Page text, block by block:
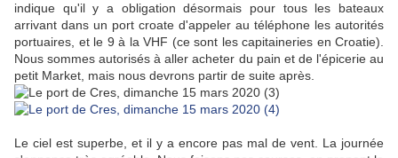
indique qu'il y a obligation désormais pour tous les bateaux
arrivant dans un port croate d'appeler au téléphone les autorités
portuaires, et le 9 à la VHF (ce sont les capitaineries en Croatie).
Nous sommes autorisés à aller acheter du pain et de l'épicerie au
petit Market, mais nous devrons partir de suite après.
Le ciel est superbe, et il y a encore pas mal de vent. La journée